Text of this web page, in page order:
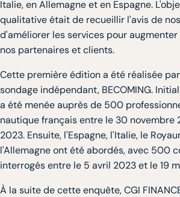
Italie, en Allemagne et en Espagne.
qualitative était de recueillir l'avis de
d'améliorer les services pour
nos partenaires et clients.
Cette première édition a été réalisée
sondage indépendant, BECOMING.
a été menée auprès de 500
nautique français entre le 30 novembre
2023. Ensuite, l'Espagne, l'Italie, le
l'Allemagne ont été abordés, avec 500
interrogés entre le 5 avril 2023 et le 19
À la suite de cette enquête, CGI